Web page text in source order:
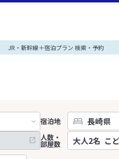
JR・新幹線＋宿泊プラン 検索・予約
宿泊地
人数・
部屋数